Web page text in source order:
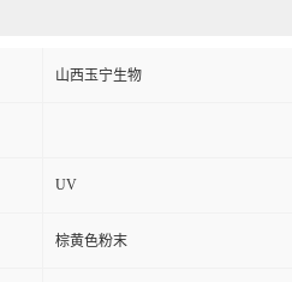
山西玉宁生物
UV
棕黄色粉末